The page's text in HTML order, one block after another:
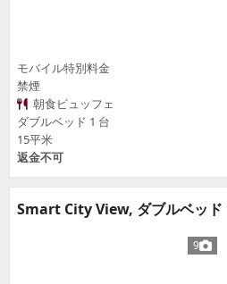
モバイル特別料金
禁煙
朝食ビュッフェ
ダブルベッド 1 台
15平米
返金不可
Smart City View, ダブルベッド
9